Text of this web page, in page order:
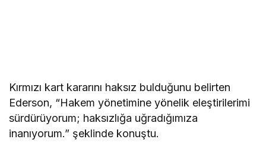
Kırmızı kart kararını haksız bulduğunu belirten
Ederson, “Hakem yönetimine yönelik eleştirilerimi
sürdürüyorum; haksızlığa uğradığımıza
inanıyorum.” şeklinde konuştu.